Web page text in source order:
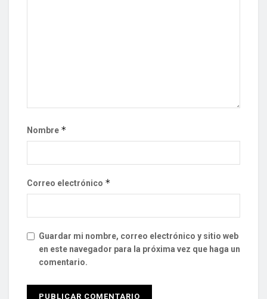
Nombre *
Correo electrónico *
Guardar mi nombre, correo electrónico y sitio web
en este navegador para la próxima vez que haga un
comentario.